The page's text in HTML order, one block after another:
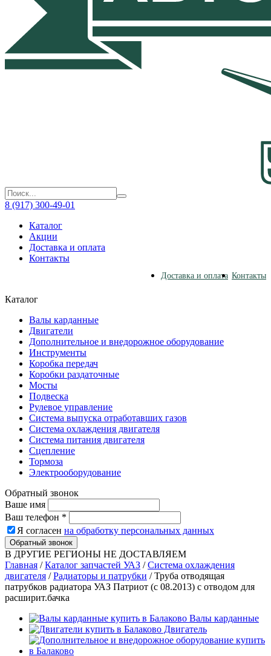
8 (917) 300-49-01
Каталог
Акции
Доставка и оплата
Контакты
Доставка и оплата Контакты
Каталог
Валы карданные
Двигатели
Дополнительное и внедорожное оборудование
Инструменты
Коробка передач
Коробки раздаточные
Мосты
Подвеска
Рулевое управление
Система выпуска отработавших газов
Система охлаждения двигателя
Система питания двигателя
Сцепление
Тормоза
Электрооборудование
Обратный звонок
Ваше имя
Ваш телефон *
Я согласен на обработку персональных данных
Обратный звонок
В ДРУГИЕ РЕГИОНЫ НЕ ДОСТАВЛЯЕМ
Главная /Каталог запчастей УАЗ /Система охлаждения
двигателя /Радиаторы и патрубки /Труба отводящая
патрубков радиатора УАЗ Патриот (с 08.2013) с отводом для
расширит.бачка
Валы карданные
Двигатель